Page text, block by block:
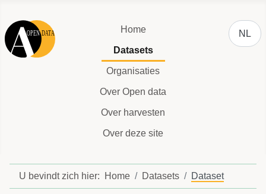
Home
Datasets
Organisaties
Over Open data
Over harvesten
Over deze site
NL
U bevindt zich hier: Home Datasets Dataset